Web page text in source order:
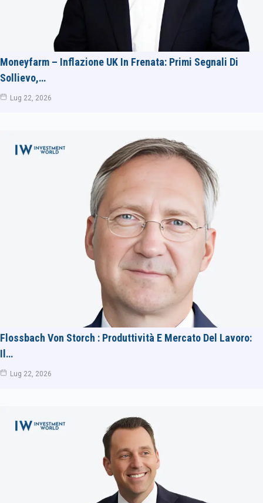
Moneyfarm – Inflazione UK In Frenata: Primi Segnali Di
Sollievo,…
Lug 22, 2026
Flossbach Von Storch : Produttività E Mercato Del Lavoro:
Il…
Lug 22, 2026